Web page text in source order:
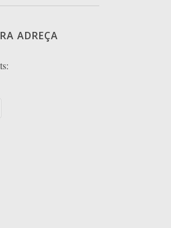
ADREÇA